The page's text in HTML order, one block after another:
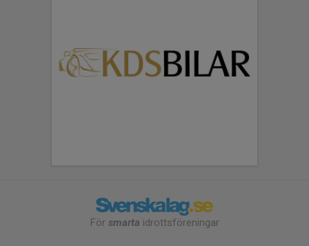
För smarta idrottsföreningar